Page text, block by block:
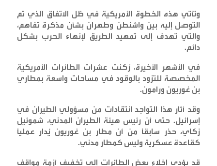
وتأتي هذه الخطوة الأمريكية في ظل الاتفاق الذي تم
التوصل إليه بين واشنطن وطهران بشأن مذكرة تفاهم،
والتي تهدف إلى تمهيد الطريق لإنهاء الحرب بشكل
دائم.
في الأشهر الأخيرة، رُكنت عشرات الطائرات الأمريكية
المخصصة للتزود بالوقود في مساحات واسعة بمطاري
بن غوريون ورامون.
وقد أثار هذا التواجد انتقادات من مسؤولي الطيران في
إسرائيل. حتى أن رئيس هيئة الطيران المدني، شموئيل
زكاي، حذر سابقاً من أن مطار بن غوريون يُدار عملياً
كقاعدة عسكرية وليس كمطار مدني.
قد يؤدي إخلاء بعض الطائرات إلى تخفيف أزمة مواقف